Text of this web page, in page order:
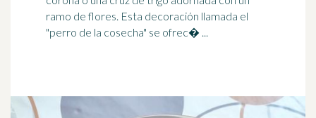
ramo de flores. Esta decoración llamada el
"perro de la cosecha" se ofrec� ...